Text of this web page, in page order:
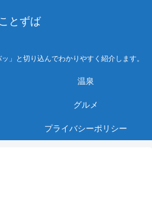
ことずば
」と切り込んでわかりやすく紹介します。
温泉
グルメ
プライバシーポリシー